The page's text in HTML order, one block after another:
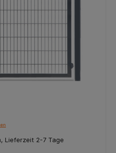
Lieferzeit 2-7 Tage